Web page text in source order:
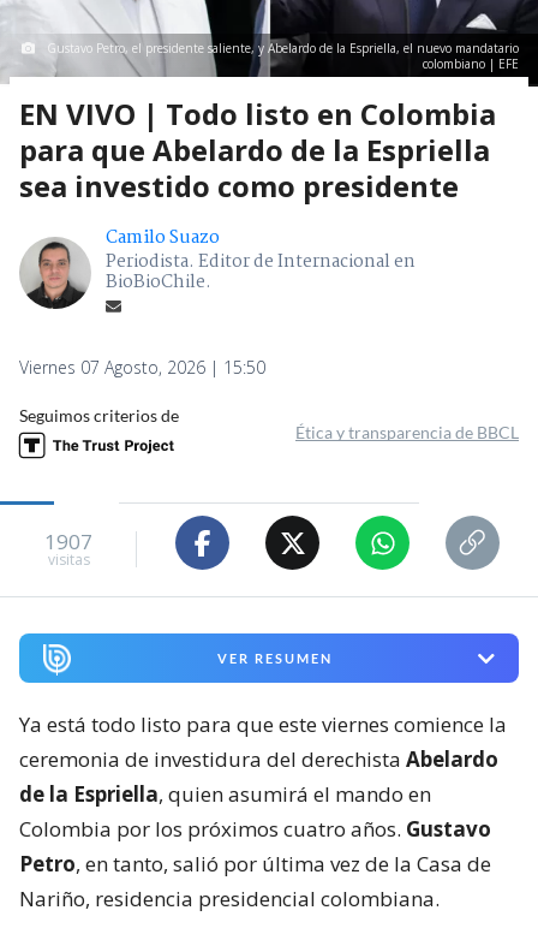
Gustavo Petro, el presidente saliente, y Abelardo de la Espriella, el nuevo mandatario
colombiano | EFE
EN VIVO | Todo listo en Colombia
para que Abelardo de la Espriella
sea investido como presidente
Camilo Suazo
Periodista. Editor de Internacional en
BioBioChile.
Viernes 07 Agosto, 2026 | 15:50
Seguimos criterios de
Ética y transparencia de BBCL
1907
visitas
VER RESUMEN
Ya está todo listo para que este viernes comience la
ceremonia de investidura del derechista Abelardo
de la Espriella, quien asumirá el mando en
Colombia por los próximos cuatro años. Gustavo
Petro, en tanto, salió por última vez de la Casa de
Nariño, residencia presidencial colombiana.